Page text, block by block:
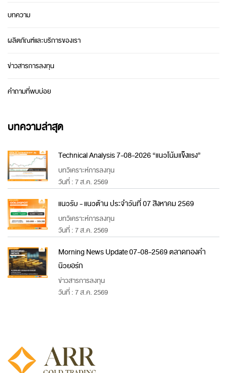
บทความ
ผลิตภัณฑ์และบริการของเรา
ข่าวสารการลงทุน
คำถามที่พบบ่อย
บทความล่าสุด
Technical Analysis 7-08-2026 “แนวโน้มแข็งแรง”
บทวิเคราะห์การลงทุน
วันที่ : 7 ส.ค. 2569
แนวรับ - แนวต้าน ประจำวันที่ 07 สิงหาคม 2569
บทวิเคราะห์การลงทุน
วันที่ : 7 ส.ค. 2569
Morning News Update 07-08-2569 ตลาดทองคำ
นิวยอร์ก
ข่าวสารการลงทุน
วันที่ : 7 ส.ค. 2569